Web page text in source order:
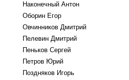
Наконечный Антон
Оборин Егор
Овчинников Дмитрий
Пелевин Дмитрий
Пеньков Сергей
Петров Юрий
Поздняков Игорь